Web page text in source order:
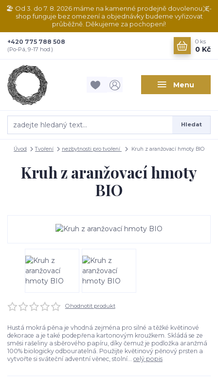
🏖️ Od 3. do 7. 8. 2026 máme na kamenné prodejně dovolenou. E-
shop funguje bez omezení a objednávky budeme vyřizovat
průběžně. Děkujeme za pochopení!
Menu
Hledat
+420 775 788 508
(Po-Pá, 9-17 hod.)
0 ks
0 Kč
Úvod Tvoření nezbytnosti pro tvoření Kruh z aranžovací hmoty BIO
Kruh z aranžovací hmoty
BIO
Ohodnotit produkt
Hustá mokrá pěna je vhodná zejména pro silné a těžké květinové
dekorace a je také podepřena kartonovým kroužkem. Skládá se ze
směsi rašeliny a sběrového papíru, díky čemuž je podložka aranžmá
100% biologicky odbouratelná. Použijte květinový pěnový prsten a
vytvořte si sváteční adventní věnec, stolní... celý popis